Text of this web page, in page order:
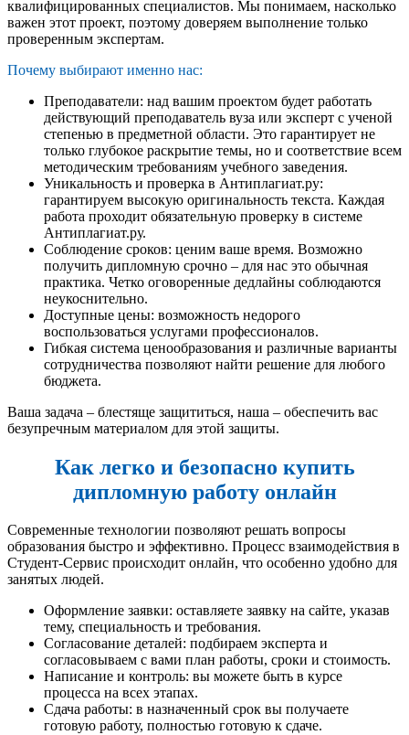
квалифицированных специалистов. Мы понимаем, насколько
важен этот проект, поэтому доверяем выполнение только
проверенным экспертам.
Почему выбирают именно нас:
Преподаватели: над вашим проектом будет работать
действующий преподаватель вуза или эксперт с ученой
степенью в предметной области. Это гарантирует не
только глубокое раскрытие темы, но и соответствие всем
методическим требованиям учебного заведения.
Уникальность и проверка в Антиплагиат.ру:
гарантируем высокую оригинальность текста. Каждая
работа проходит обязательную проверку в системе
Антиплагиат.ру.
Соблюдение сроков: ценим ваше время. Возможно
получить дипломную срочно – для нас это обычная
практика. Четко оговоренные дедлайны соблюдаются
неукоснительно.
Доступные цены: возможность недорого
воспользоваться услугами профессионалов.
Гибкая система ценообразования и различные варианты
сотрудничества позволяют найти решение для любого
бюджета.
Ваша задача – блестяще защититься, наша – обеспечить вас
безупречным материалом для этой защиты.
Как легко и безопасно купить
дипломную работу онлайн
Современные технологии позволяют решать вопросы
образования быстро и эффективно. Процесс взаимодействия в
Студент-Сервис происходит онлайн, что особенно удобно для
занятых людей.
Оформление заявки: оставляете заявку на сайте, указав
тему, специальность и требования.
Согласование деталей: подбираем эксперта и
согласовываем с вами план работы, сроки и стоимость.
Написание и контроль: вы можете быть в курсе
процесса на всех этапах.
Сдача работы: в назначенный срок вы получаете
готовую работу, полностью готовую к сдаче.